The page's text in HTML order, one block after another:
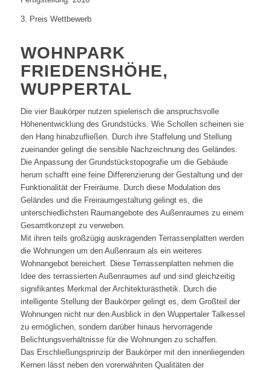
3. Preis Wettbewerb
WOHNPARK
FRIEDENSHÖHE,
WUPPERTAL
Die vier Baukörper nutzen spielerisch die anspruchsvolle
Höhenentwicklung des Grundstücks. Wie Schollen scheinen sie
den Hang hinabzufließen. Durch ihre Staffelung und Stellung
zueinander gelingt die sensible Nachzeichnung des Geländes.
Die Anpassung der Grundstückstopografie um die Gebäude
herum schafft eine feine Differenzierung der Gestaltung und der
Funktionalität der Freiräume. Durch diese Modulation des
Geländes und die Freiraumgestaltung gelingt es, die
unterschiedlichsten Raumangebote des Außenraumes zu einem
Gesamtkonzept zu verweben.
Mit ihren teils großzügig auskragenden Terrassenplatten werden
die Wohnungen um den Außenraum als ein weiteres
Wohnangebot bereichert. Diese Terrassenplatten nehmen die
Idee des terrassierten Außenraumes auf und sind gleichzeitig
signifikantes Merkmal der Architekturästhetik. Durch die
intelligente Stellung der Baukörper gelingt es, dem Großteil der
Wohnungen nicht nur den Ausblick in den Wuppertaler Talkessel
zu ermöglichen, sondern darüber hinaus hervorragende
Belichtungsverhältnisse für die Wohnungen zu schaffen.
Das Erschließungsprinzip der Baukörper mit den innenliegenden
Kernen lässt neben den vorerwähnten Qualitäten der